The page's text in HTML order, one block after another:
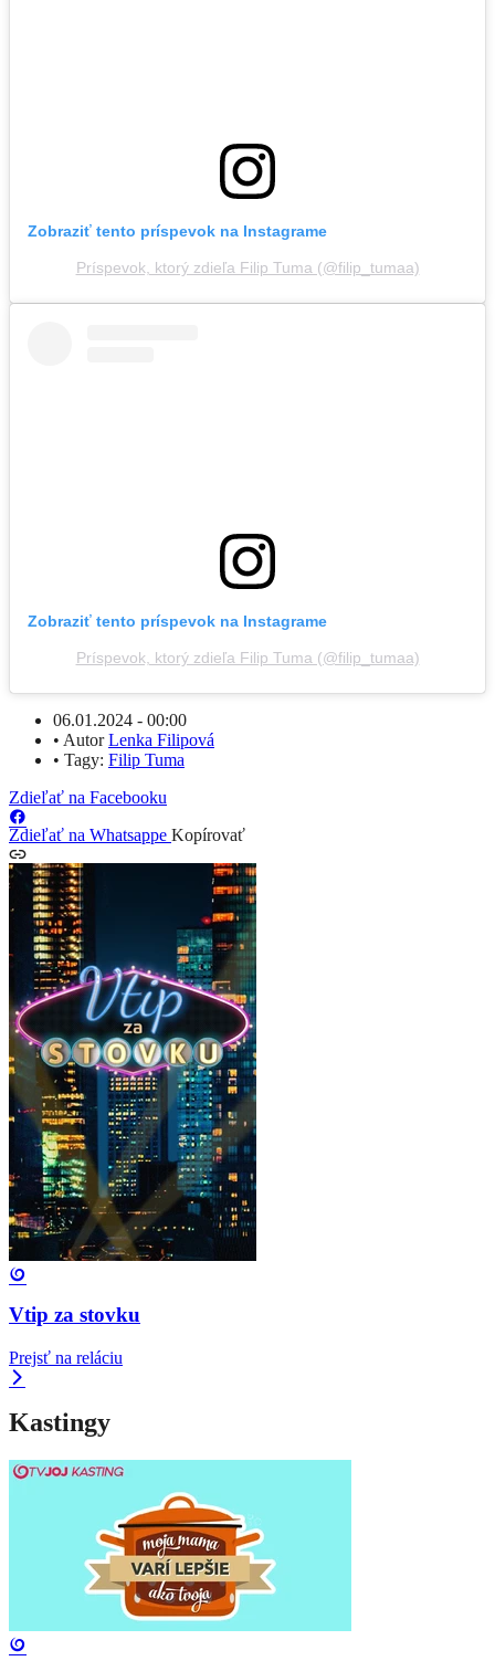
Zobraziť tento príspevok na Instagrame
Príspevok, ktorý zdieľa Filip Tuma (@filip_tumaa)
Zobraziť tento príspevok na Instagrame
Príspevok, ktorý zdieľa Filip Tuma (@filip_tumaa)
06.01.2024 - 00:00
• AutorLenka Filipová
• Tagy: Filip Tuma
Zdieľať na Facebooku
Zdieľať na Whatsappe Kopírovať
Vtip za stovku
Prejsť na reláciu
Kastingy